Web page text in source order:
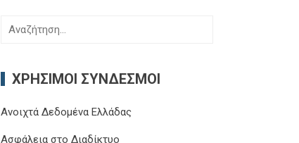
Αναζήτηση
ΧΡΉΣΙΜΟΙ ΣΎΝΔΕΣΜΟΙ
Ανοιχτά Δεδομένα Ελλάδας
Ασφάλεια στο Διαδίκτυο